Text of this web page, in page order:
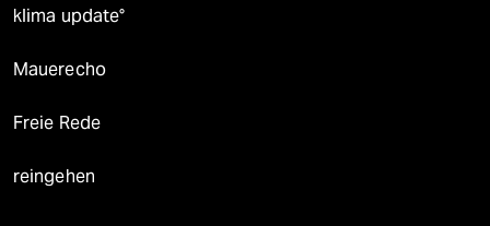
klima update°
Mauerecho
Freie Rede
reingehen